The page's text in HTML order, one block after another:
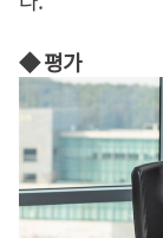
◆ 평가